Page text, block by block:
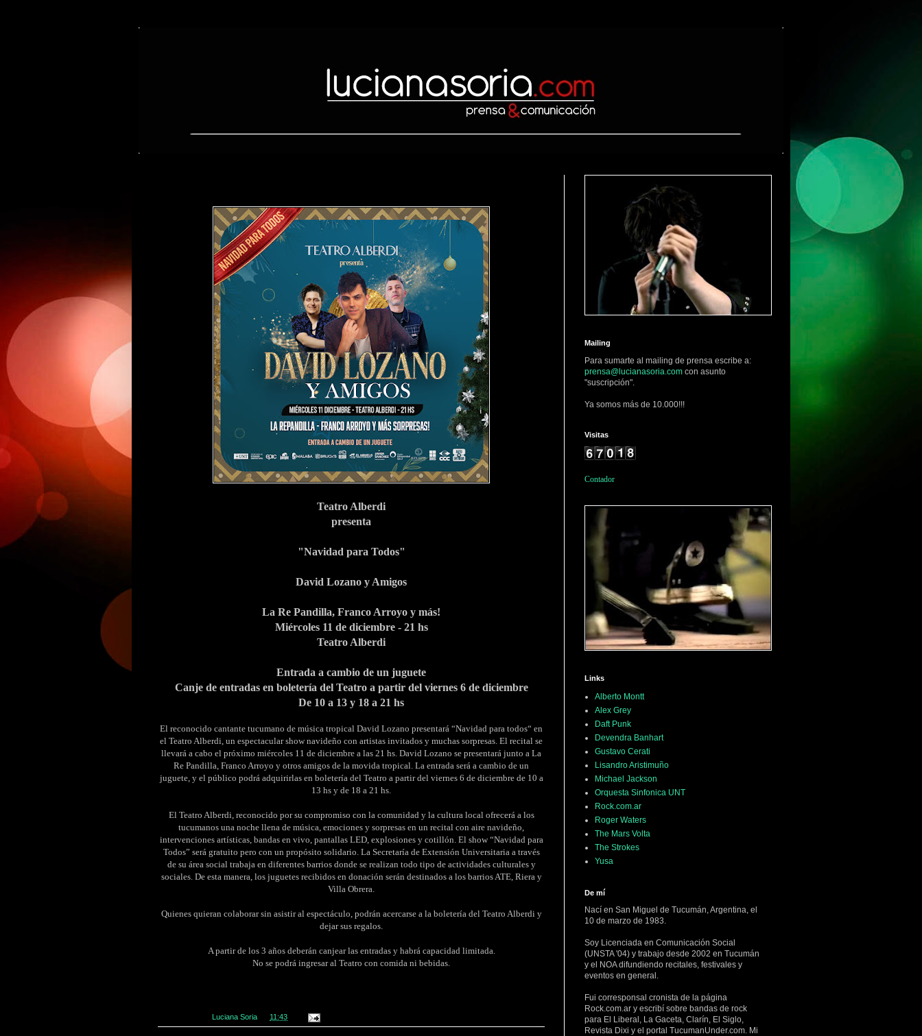
Teatro Alberdi
presenta
"Navidad para Todos"
David Lozano y Amigos
La Re Pandilla, Franco Arroyo y más!
Miércoles 11 de diciembre - 21 hs
Teatro Alberdi
Entrada a cambio de un juguete
Canje de entradas en boletería del Teatro a partir del viernes 6 de diciembre
De 10 a 13 y 18 a 21 hs
El reconocido cantante tucumano de música tropical David Lozano presentará “Navidad para todos“ en
el Teatro Alberdi, un espectacular show navideño con artistas invitados y muchas sorpresas. El recital se
llevará a cabo el próximo miércoles 11 de diciembre a las 21 hs. David Lozano se presentará junto a La
Re Pandilla, Franco Arroyo y otros amigos de la movida tropical. La entrada será a cambio de un
juguete, y el público podrá adquirirlas en boletería del Teatro a partir del viernes 6 de diciembre de 10 a
13 hs y de 18 a 21 hs.
El Teatro Alberdi, reconocido por su compromiso con la comunidad y la cultura local ofrecerá a los
tucumanos una noche llena de música, emociones y sorpresas en un recital con aire navideño,
intervenciones artísticas, bandas en vivo, pantallas LED, explosiones y cotillón. El show “Navidad para
Todos” será gratuito pero con un propósito solidario. La Secretaría de Extensión Universitaria a través
de su área social trabaja en diferentes barrios donde se realizan todo tipo de actividades culturales y
sociales. De esta manera, los juguetes recibidos en donación serán destinados a los barrios ATE, Riera y
Villa Obrera.
Quienes quieran colaborar sin asistir al espectáculo, podrán acercarse a la boletería del Teatro Alberdi y
dejar sus regalos.
A partir de los 3 años deberán canjear las entradas y habrá capacidad limitada.
No se podrá ingresar al Teatro con comida ni bebidas.
Luciana Soria 11:43
Mailing
Para sumarte al mailing de prensa escribe a:
prensa@lucianasoria.com con asunto
"suscripción".
Ya somos más de 10.000!!!
Visitas
Contador
Links
Alberto Montt
Alex Grey
Daft Punk
Devendra Banhart
Gustavo Cerati
Lisandro Aristimuño
Michael Jackson
Orquesta Sinfonica UNT
Rock.com.ar
Roger Waters
The Mars Volta
The Strokes
Yusa
De mí
Nací en San Miguel de Tucumán, Argentina, el
10 de marzo de 1983.
Soy Licenciada en Comunicación Social
(UNSTA '04) y trabajo desde 2002 en Tucumán
y el NOA difundiendo recitales, festivales y
eventos en general.
Fui corresponsal cronista de la página
Rock.com.ar y escribí sobre bandas de rock
para El Liberal, La Gaceta, Clarín, El Siglo,
Revista Dixi y el portal TucumanUnder.com. Mi